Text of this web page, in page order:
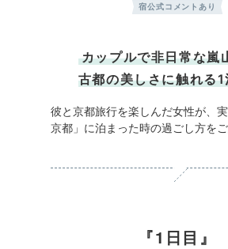
宿公式コメントあり
カップルで非日常な嵐
古都の美しさに触れる
彼と京都旅行を楽しんだ女性が、
京都」に泊まった時の過ごし方をご
1日目